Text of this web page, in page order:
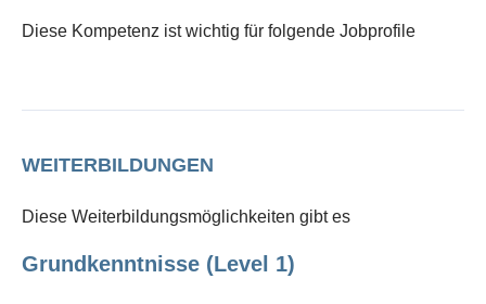
Diese Kompetenz ist wichtig für folgende Jobprofile
WEITERBILDUNGEN
Diese Weiterbildungsmöglichkeiten gibt es
Grundkenntnisse (Level 1)